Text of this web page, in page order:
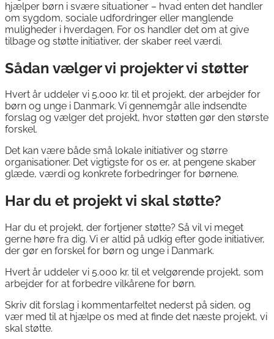
hjælper børn i svære situationer – hvad enten det handler
om sygdom, sociale udfordringer eller manglende
muligheder i hverdagen. For os handler det om at give
tilbage og støtte initiativer, der skaber reel værdi.
Sådan vælger vi projekter vi støtter
Hvert år uddeler vi 5.000 kr. til et projekt, der arbejder for
børn og unge i Danmark. Vi gennemgår alle indsendte
forslag og vælger det projekt, hvor støtten gør den største
forskel.
Det kan være både små lokale initiativer og større
organisationer. Det vigtigste for os er, at pengene skaber
glæde, værdi og konkrete forbedringer for børnene.
Har du et projekt vi skal støtte?
Har du et projekt, der fortjener støtte? Så vil vi meget
gerne høre fra dig. Vi er altid på udkig efter gode initiativer,
der gør en forskel for børn og unge i Danmark.
Hvert år uddeler vi 5.000 kr. til et velgørende projekt, som
arbejder for at forbedre vilkårene for børn.
Skriv dit forslag i kommentarfeltet nederst på siden, og
vær med til at hjælpe os med at finde det næste projekt, vi
skal støtte.